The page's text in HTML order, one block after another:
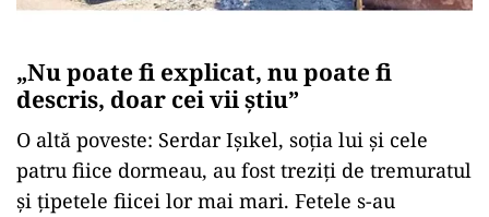
„Nu poate fi explicat, nu poate fi
descris, doar cei vii știu”
O altă poveste: Serdar Işıkel, soţia lui şi cele
patru fiice dormeau, au fost treziţi de tremuratul
şi ţipetele fiicei lor mai mari. Fetele s-au